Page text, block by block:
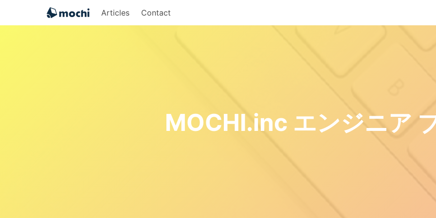
Articles Contact
MOCHI.inc エンジニア